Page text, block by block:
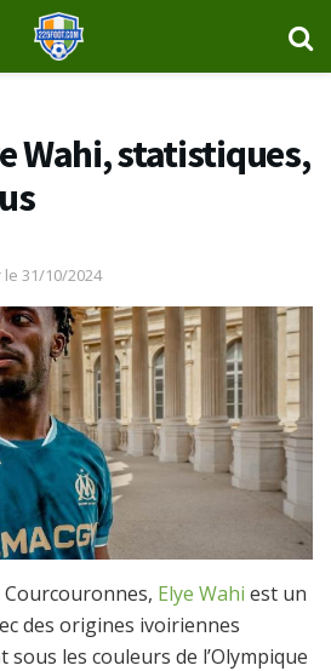
Wahi, statistiques,
le 31/10/2024
Courcouronnes, Elye Wahi est un
des origines ivoiriennes
les couleurs de l’Olympique